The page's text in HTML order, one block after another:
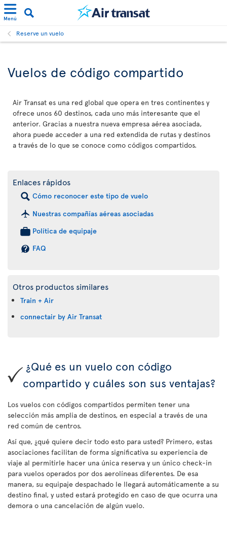
Menú
Reserve un vuelo
Vuelos de código compartido
Air Transat es una red global que opera en tres continentes y
ofrece unos 60 destinos, cada uno más interesante que el
anterior. Gracias a nuestra nueva empresa aérea asociada,
ahora puede acceder a una red extendida de rutas y destinos
a través de lo que se conoce como códigos compartidos.
Enlaces rápidos
Cómo reconocer este tipo de vuelo
Nuestras compañías aéreas asociadas
Política de equipaje
FAQ
Otros productos similares
Train + Air
connectair by Air Transat
¿Qué es un vuelo con código
compartido y cuáles son sus ventajas?
Los vuelos con códigos compartidos permiten tener una
selección más amplia de destinos, en especial a través de una
red común de centros.
Así que, ¿qué quiere decir todo esto para usted? Primero, estas
asociaciones facilitan de forma significativa su experiencia de
viaje al permitirle hacer una única reserva y un único check-in
para vuelos operados por dos aerolíneas diferentes. De esa
manera, su equipaje despachado le llegará automáticamente a su
destino final, y usted estará protegido en caso de que ocurra una
demora o una cancelación de algún vuelo.